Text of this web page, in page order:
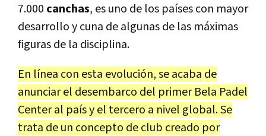
7.000 canchas, es uno de los países con mayor
desarrollo y cuna de algunas de las máximas
figuras de la disciplina.
En línea con esta evolución, se acaba de
anunciar el desembarco del primer Bela Padel
Center al país y el tercero a nivel global. Se
trata de un concepto de club creado por